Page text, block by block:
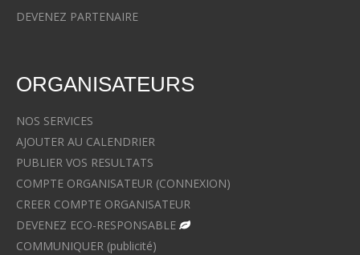
DEVENEZ PARTENAIRE
ORGANISATEURS
NOS SERVICES
AJOUTER AU CALENDRIER
PUBLIER VOS RESULTATS
COMPTE ORGANISATEUR (CONNEXION)
CREER COMPTE ORGANISATEUR
DEVENEZ ECO-RESPONSABLE
COMMUNIQUER (publicité)